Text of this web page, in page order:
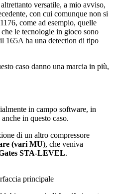
versatile, a mio avviso,
con cui comunque non si
come ad esempio, quelle
le tecnologie in gioco sono
165A ha una detection di tipo
caso danno una marcia in più,
in campo software, in
in questo caso.
di un altro compressore
(vari MU), che veniva
STA-LEVEL.
principale